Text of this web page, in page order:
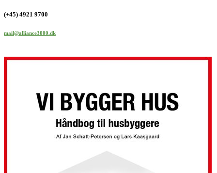
(+45) 4921 9700
mail@alliance3000.dk